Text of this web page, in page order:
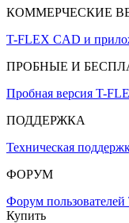
КОММЕРЧЕСКИЕ
T-FLEX CAD и
ПРОБНЫЕ И
Пробная версия T-
ПОДДЕРЖКА
Техническая
ФОРУМ
Форум
Купить